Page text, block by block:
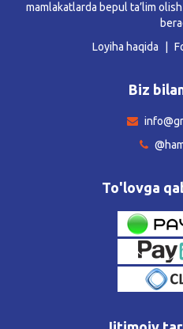
mamlakatlarda bepul ta’lim
Loyiha haqida
Biz
To'lovga